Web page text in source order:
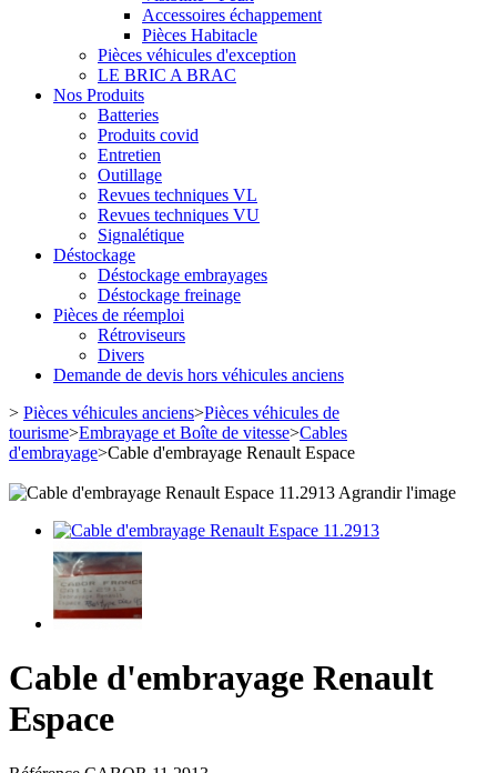
Accessoires échappement
Pièces Habitacle
Pièces véhicules d'exception
LE BRIC A BRAC
Nos Produits
Batteries
Produits covid
Entretien
Outillage
Revues techniques VL
Revues techniques VU
Signalétique
Déstockage
Déstockage embrayages
Déstockage freinage
Pièces de réemploi
Rétroviseurs
Divers
Demande de devis hors véhicules anciens
> Pièces véhicules anciens>Pièces véhicules de
tourisme>Embrayage et Boîte de vitesse>Cables
d'embrayage>Cable d'embrayage Renault Espace
Agrandir l'image
Cable d'embrayage Renault
Espace